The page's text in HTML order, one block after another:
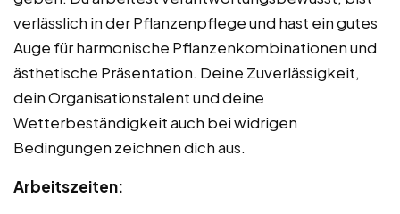
verlässlich in der Pflanzenpflege und hast ein gutes
Auge für harmonische Pflanzenkombinationen und
ästhetische Präsentation. Deine Zuverlässigkeit,
dein Organisationstalent und deine
Wetterbeständigkeit auch bei widrigen
Bedingungen zeichnen dich aus.
Arbeitszeiten: